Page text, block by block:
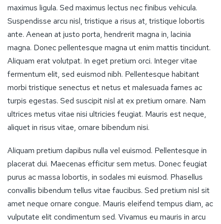
maximus ligula. Sed maximus lectus nec finibus vehicula.
Suspendisse arcu nisl, tristique a risus at, tristique lobortis
ante. Aenean at justo porta, hendrerit magna in, lacinia
magna. Donec pellentesque magna ut enim mattis tincidunt.
Aliquam erat volutpat. In eget pretium orci. Integer vitae
fermentum elit, sed euismod nibh. Pellentesque habitant
morbi tristique senectus et netus et malesuada fames ac
turpis egestas. Sed suscipit nisl at ex pretium ornare. Nam
ultrices metus vitae nisi ultricies feugiat. Mauris est neque,
aliquet in risus vitae, ornare bibendum nisi.
Aliquam pretium dapibus nulla vel euismod. Pellentesque in
placerat dui. Maecenas efficitur sem metus. Donec feugiat
purus ac massa lobortis, in sodales mi euismod. Phasellus
convallis bibendum tellus vitae faucibus. Sed pretium nisl sit
amet neque ornare congue. Mauris eleifend tempus diam, ac
vulputate elit condimentum sed. Vivamus eu mauris in arcu